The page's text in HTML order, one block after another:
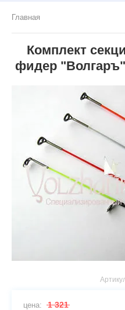
Главная
Комплект
фидер "Волгаръ"
цена: 1 321